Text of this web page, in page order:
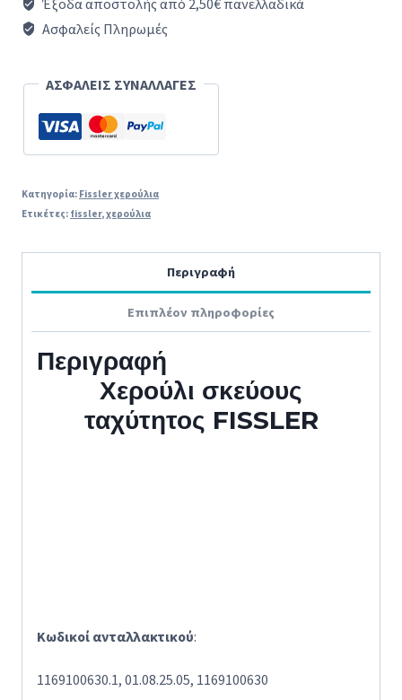
Ασφαλείς Πληρωμές
ΑΣΦΑΛΕΙΣ ΣΥΝΑΛΛΑΓΕΣ
Κατηγορία: Fissler χερούλια
Ετικέτες: fissler,χερούλια
Περιγραφή
Επιπλέον πληροφορίες
Περιγραφή
Χερούλι σκεύους
ταχύτητος FISSLER
Κωδικοί ανταλλακτικού:
1169100630.1, 01.08.25.05, 1169100630